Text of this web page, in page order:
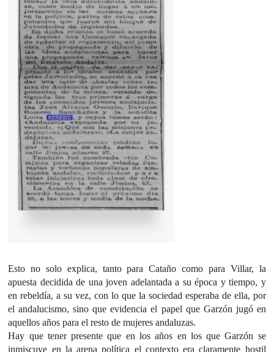
Esto no solo explica, tanto para Cataño como para Villar, la
apuesta decidida de una joven adelantada a su época y tiempo, y
en rebeldía, a su vez, con lo que la sociedad esperaba de ella, por
el andalucismo, sino que evidencia el papel que Garzón jugó en
aquellos años para el resto de mujeres andaluzas.
Hay que tener presente que en los años en los que Garzón se
inmiscuye en la arena política el contexto era claramente hostil